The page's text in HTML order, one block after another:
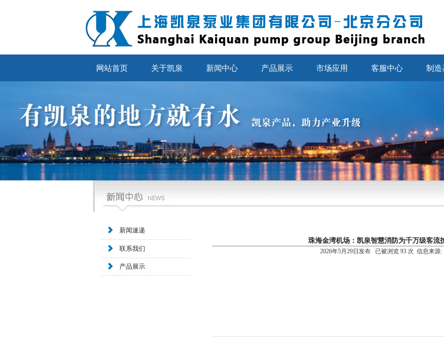
网站首页 关于凯泉 新闻中心 产品展示 市场应用 客服中心 制造
新闻速递
联系我们
产品展示
珠海金湾机场：凯泉智慧消防为千万级客流
2026年5月29日发布 已被浏览 93 次 信息来源: